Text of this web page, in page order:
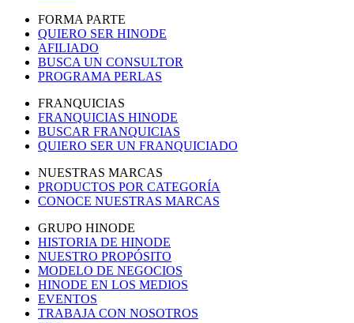
FORMA PARTE
QUIERO SER HINODE
AFILIADO
BUSCA UN CONSULTOR
PROGRAMA PERLAS
FRANQUICIAS
FRANQUICIAS HINODE
BUSCAR FRANQUICIAS
QUIERO SER UN FRANQUICIADO
NUESTRAS MARCAS
PRODUCTOS POR CATEGORÍA
CONOCE NUESTRAS MARCAS
GRUPO HINODE
HISTORIA DE HINODE
NUESTRO PROPÓSITO
MODELO DE NEGOCIOS
HINODE EN LOS MEDIOS
EVENTOS
TRABAJA CON NOSOTROS